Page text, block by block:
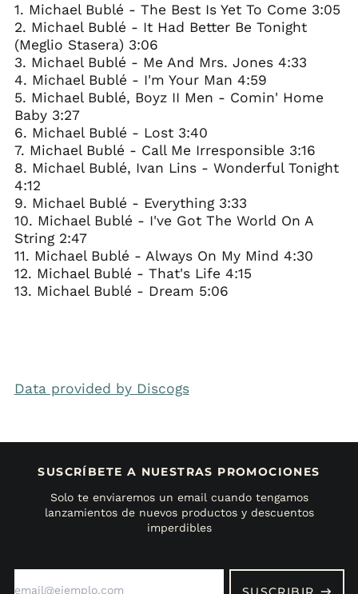
1. Michael Bublé - The Best Is Yet To Come 3:05
2. Michael Bublé - It Had Better Be Tonight
(Meglio Stasera) 3:06
3. Michael Bublé - Me And Mrs. Jones 4:33
4. Michael Bublé - I'm Your Man 4:59
5. Michael Bublé, Boyz II Men - Comin' Home
Baby 3:27
6. Michael Bublé - Lost 3:40
7. Michael Bublé - Call Me Irresponsible 3:16
8. Michael Bublé, Ivan Lins - Wonderful Tonight
4:12
9. Michael Bublé - Everything 3:33
10. Michael Bublé - I've Got The World On A
String 2:47
11. Michael Bublé - Always On My Mind 4:30
12. Michael Bublé - That's Life 4:15
13. Michael Bublé - Dream 5:06
Data provided by Discogs
SUSCRÍBETE A NUESTRAS PROMOCIONES
Solo te enviaremos un email cuando tengamos
lanzamientos de nuevos productos y descuentos
imperdibles